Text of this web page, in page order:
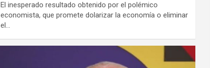
El inesperado resultado obtenido por el polémico
economista, que promete dolarizar la economía o eliminar
el…